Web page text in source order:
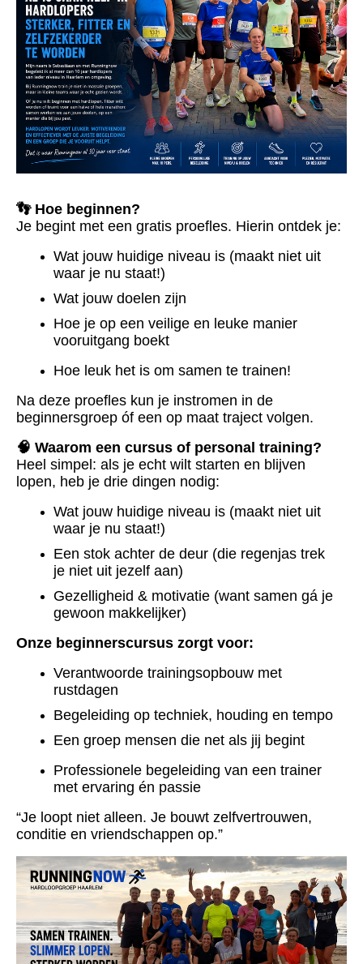
👣 Hoe beginnen?
Je begint met een gratis proefles. Hierin ontdek je:
Wat jouw huidige niveau is (maakt niet uit
waar je nu staat!)
Wat jouw doelen zijn
Hoe je op een veilige en leuke manier
vooruitgang boekt
Hoe leuk het is om samen te trainen!
Na deze proefles kun je instromen in de
beginnersgroep óf een op maat traject volgen.
🧠 Waarom een cursus of personal training?
Heel simpel: als je echt wilt starten en blijven
lopen, heb je drie dingen nodig:
Wat jouw huidige niveau is (maakt niet uit
waar je nu staat!)
Een stok achter de deur (die regenjas trek
je niet uit jezelf aan)
Gezelligheid & motivatie (want samen gá je
gewoon makkelijker)
Onze beginnerscursus zorgt voor:
Verantwoorde trainingsopbouw met
rustdagen
Begeleiding op techniek, houding en tempo
Een groep mensen die net als jij begint
Professionele begeleiding van een trainer
met ervaring én passie
“Je loopt niet alleen. Je bouwt zelfvertrouwen,
conditie en vriendschappen op.”